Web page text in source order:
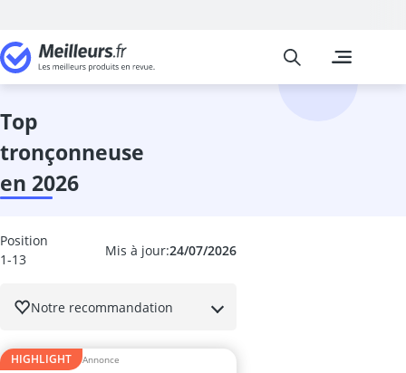
Jardin
abri de jardin
Meilleurs
top
tronçonneuse
en 2026
Mis à jour:24/07/2026
Position
1-13
Notre recommandation
HIGHLIGHT